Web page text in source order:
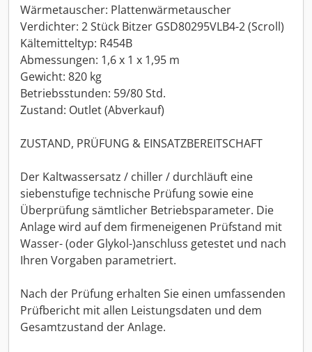
Wärmetauscher: Plattenwärmetauscher
Verdichter: 2 Stück Bitzer GSD80295VLB4-2 (Scroll)
Kältemitteltyp: R454B
Abmessungen: 1,6 x 1 x 1,95 m
Gewicht: 820 kg
Betriebsstunden: 59/80 Std.
Zustand: Outlet (Abverkauf)
ZUSTAND, PRÜFUNG & EINSATZBEREITSCHAFT
Der Kaltwassersatz / chiller / durchläuft eine
siebenstufige technische Prüfung sowie eine
Überprüfung sämtlicher Betriebsparameter. Die
Anlage wird auf dem firmeneigenen Prüfstand mit
Wasser- (oder Glykol-)anschluss getestet und nach
Ihren Vorgaben parametriert.
Nach der Prüfung erhalten Sie einen umfassenden
Prüfbericht mit allen Leistungsdaten und dem
Gesamtzustand der Anlage.